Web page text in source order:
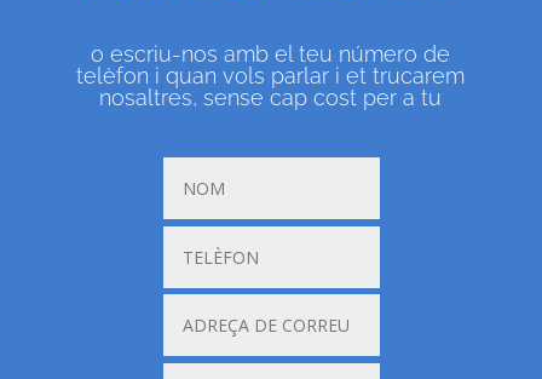
o escriu-nos amb el teu número de
telèfon i quan vols parlar i et trucarem
nosaltres, sense cap cost per a tu